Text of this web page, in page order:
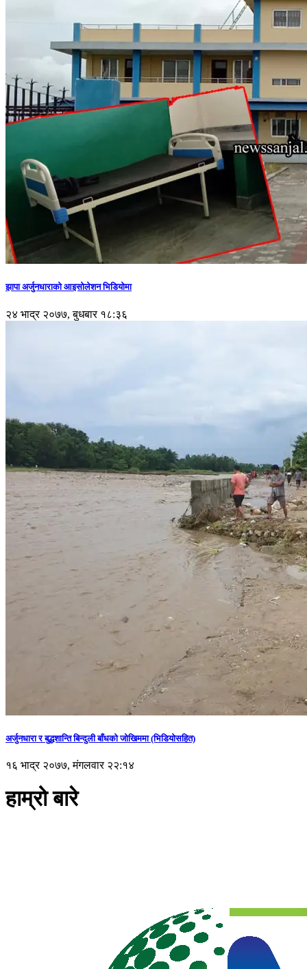
झापा अर्जुनधाराको आइसोलेशन भिडियोमा
२४ भाद्र २०७७, बुधबार १८:३६
अर्जुनधारा र बुद्धशान्ति बिन्दुली बाँधको जोखिममा (भिडियाेसहित)
१६ भाद्र २०७७, मंगलवार २२:१४
हाम्रो बारे